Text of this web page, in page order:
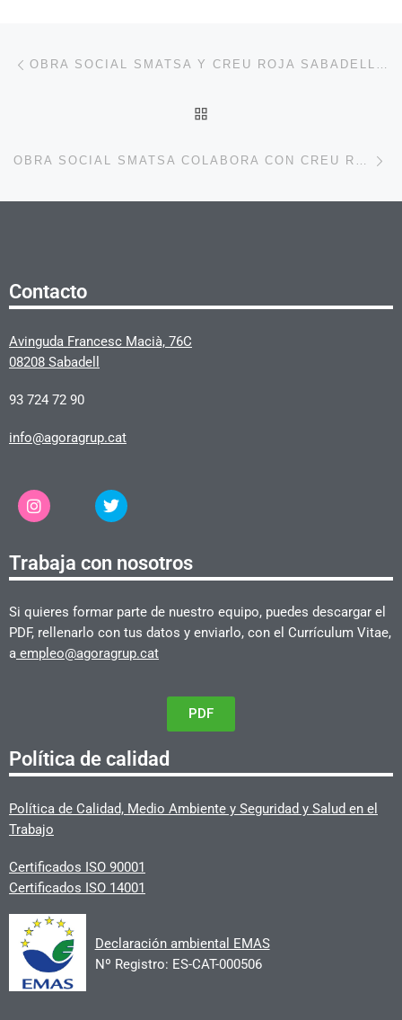
Navegación de la entrada OBRA SOCIAL SMATSA Y CREU ROJA SABADELL REAFIRMAN SU COLABORACIÓN PARA GENERAR NUEVAS OPORTUNIDADES LABORALES
OBRA SOCIAL SMATSA COLABORA CON CREU ROJA PARA GARANTIZAR UN VERANO LLENO DE OPORTUNIDADES A 40 NIÑ@S VULNERABLES DE LA CIUDAD
Contacto
Avinguda Francesc Macià, 76C
08208 Sabadell
93 724 72 90
info@agoragrup.cat
Trabaja con nosotros
Si quieres formar parte de nuestro equipo, puedes descargar el
PDF, rellenarlo con tus datos y enviarlo, con el Currículum Vitae,
a empleo@agoragrup.cat
PDF
Política de calidad
Política de Calidad, Medio Ambiente y Seguridad y Salud en el
Trabajo
Certificados ISO 90001
Certificados ISO 14001
Declaración ambiental EMAS
Nº Registro: ES-CAT-000506